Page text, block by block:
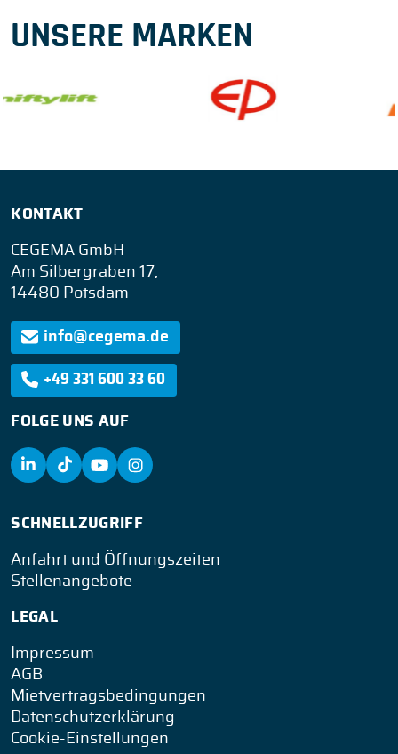
UNSERE MARKEN
KONTAKT
CEGEMA GmbH
Am Silbergraben 17,
14480 Potsdam
info@cegema.de
+49 331 600 33 60
FOLGE UNS AUF
SCHNELLZUGRIFF
Anfahrt und Öffnungszeiten
Stellenangebote
LEGAL
Impressum
AGB
Mietvertragsbedingungen
Datenschutzerklärung
Cookie-Einstellungen